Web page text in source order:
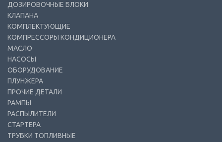
ДОЗИРОВОЧНЫЕ БЛОКИ
КЛАПАНА
КОМПЛЕКТУЮЩИЕ
КОМПРЕССОРЫ КОНДИЦИОНЕРА
МАСЛО
НАСОСЫ
ОБОРУДОВАНИЕ
ПЛУНЖЕРА
ПРОЧИЕ ДЕТАЛИ
РАМПЫ
РАСПЫЛИТЕЛИ
СТАРТЕРА
ТРУБКИ ТОПЛИВНЫЕ